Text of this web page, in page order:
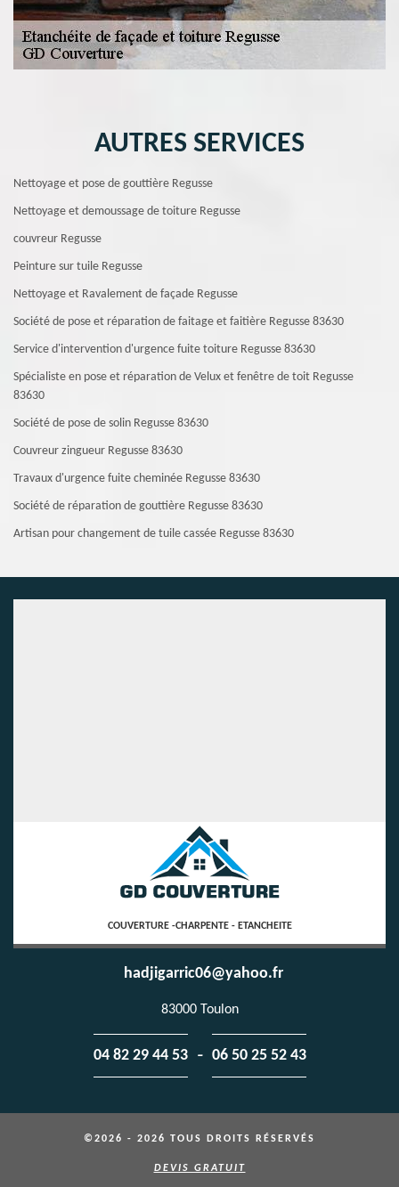
AUTRES SERVICES
Nettoyage et pose de gouttière Regusse
Nettoyage et demoussage de toiture Regusse
couvreur Regusse
Peinture sur tuile Regusse
Nettoyage et Ravalement de façade Regusse
Société de pose et réparation de faitage et faitière Regusse 83630
Service d'intervention d'urgence fuite toiture Regusse 83630
Spécialiste en pose et réparation de Velux et fenêtre de toit Regusse
83630
Société de pose de solin Regusse 83630
Couvreur zingueur Regusse 83630
Travaux d'urgence fuite cheminée Regusse 83630
Société de réparation de gouttière Regusse 83630
Artisan pour changement de tuile cassée Regusse 83630
COUVERTURE -CHARPENTE - ETANCHEITE
hadjigarric06@yahoo.fr
83000 Toulon
04 82 29 44 53 - 06 50 25 52 43
©2026 - 2026 TOUS DROITS RÉSERVÉS
DEVIS GRATUIT